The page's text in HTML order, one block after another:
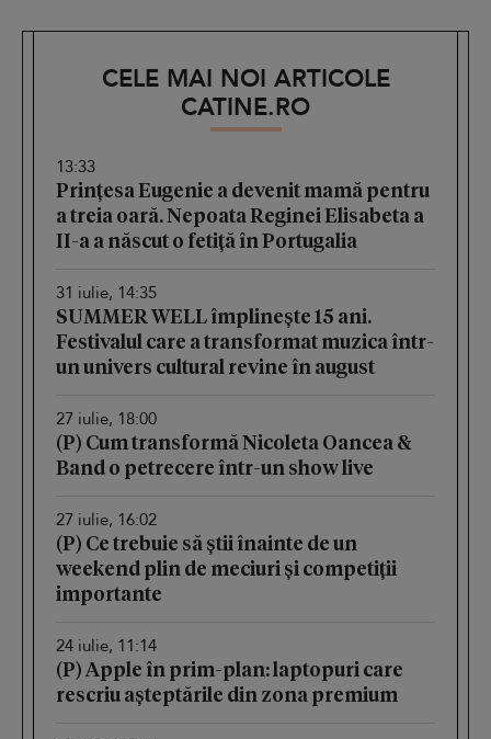
CELE MAI NOI ARTICOLE
CATINE.RO
13:33
Prințesa Eugenie a devenit mamă pentru
a treia oară. Nepoata Reginei Elisabeta a
II-a a născut o fetiță în Portugalia
31 iulie, 14:35
SUMMER WELL împlinește 15 ani.
Festivalul care a transformat muzica într-
un univers cultural revine în august
27 iulie, 18:00
(P) Cum transformă Nicoleta Oancea &
Band o petrecere într-un show live
27 iulie, 16:02
(P) Ce trebuie să știi înainte de un
weekend plin de meciuri și competiții
importante
24 iulie, 11:14
(P) Apple în prim-plan: laptopuri care
rescriu așteptările din zona premium